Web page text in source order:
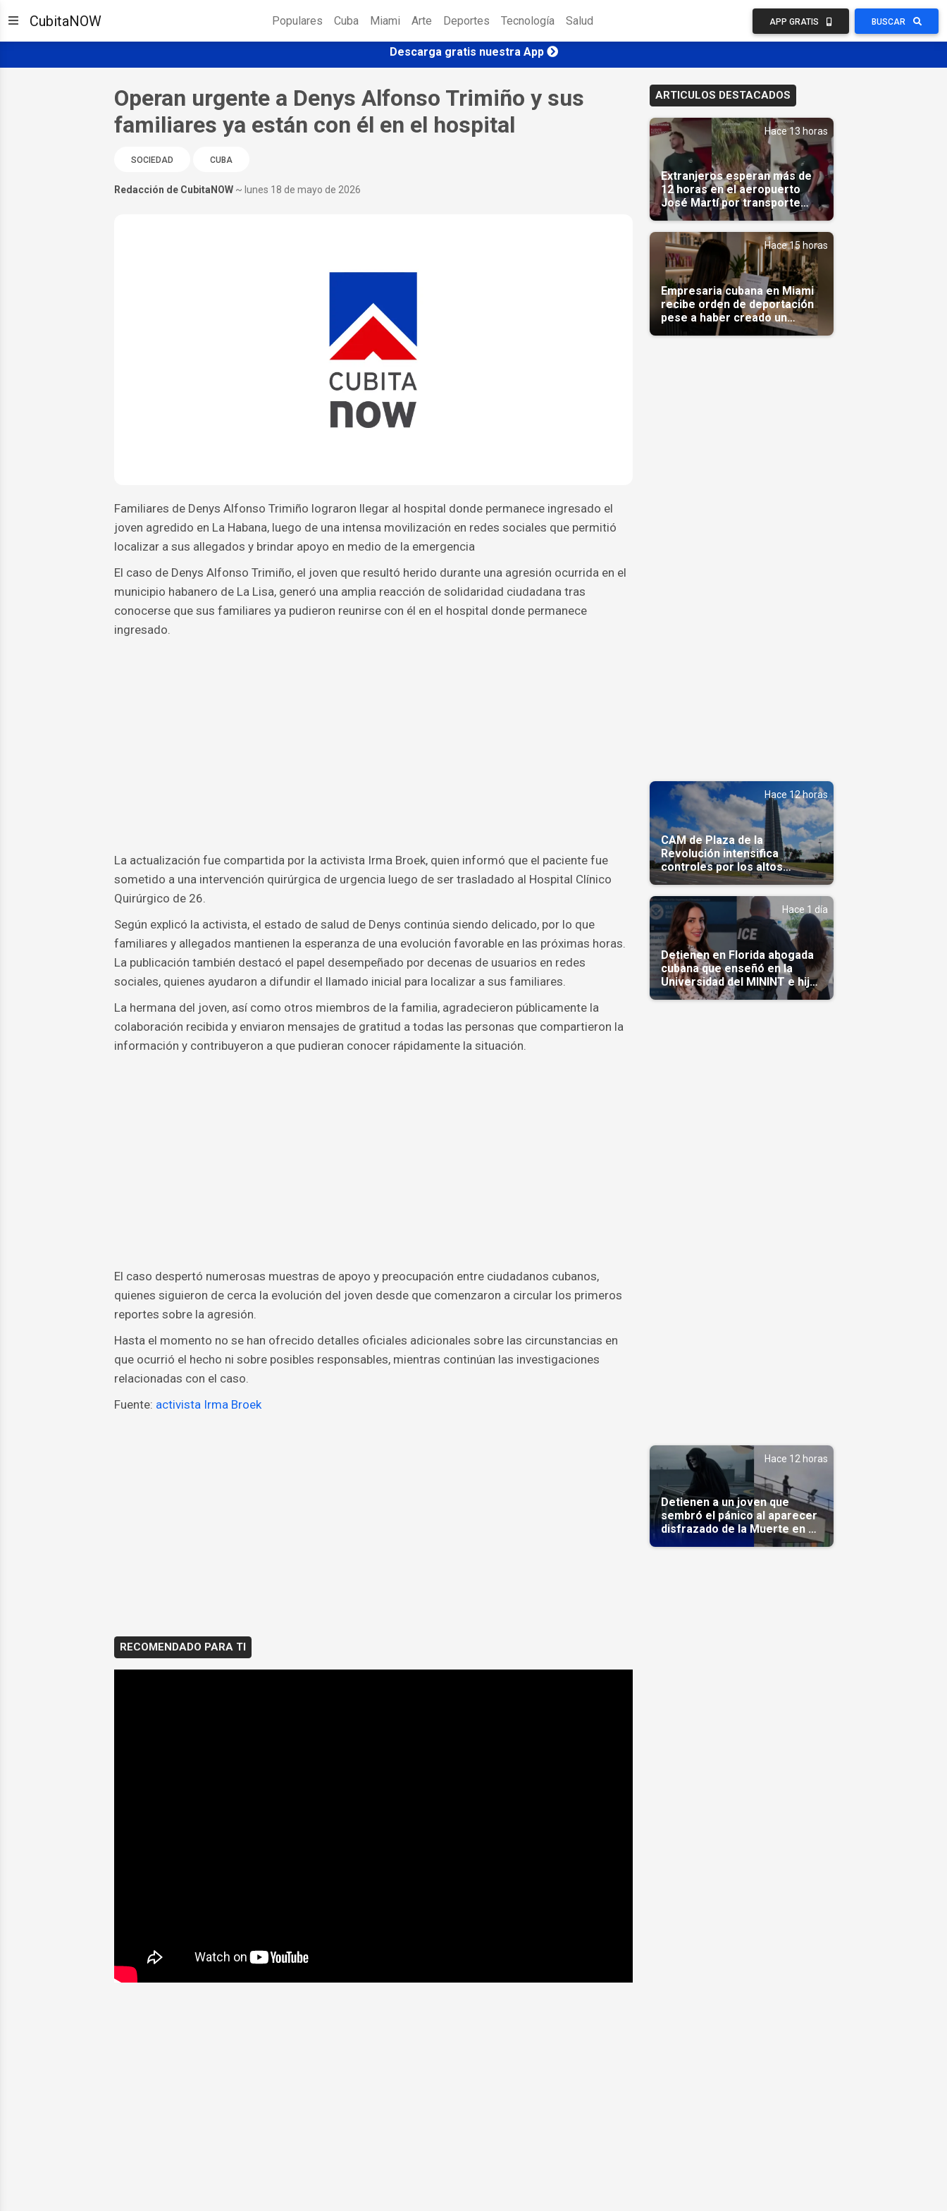
CubitaNOW Populares Cuba Miami Arte Deportes Tecnología Salud APP GRATIS BUSCAR
Descarga gratis nuestra App
Operan urgente a Denys Alfonso Trimiño y sus
familiares ya están con él en el hospital
SOCIEDAD CUBA
Redacción de CubitaNOW ~ lunes 18 de mayo de 2026
Familiares de Denys Alfonso Trimiño lograron llegar al hospital donde permanece ingresado el
joven agredido en La Habana, luego de una intensa movilización en redes sociales que permitió
localizar a sus allegados y brindar apoyo en medio de la emergencia
El caso de Denys Alfonso Trimiño, el joven que resultó herido durante una agresión ocurrida en el
municipio habanero de La Lisa, generó una amplia reacción de solidaridad ciudadana tras
conocerse que sus familiares ya pudieron reunirse con él en el hospital donde permanece
ingresado.
La actualización fue compartida por la activista Irma Broek, quien informó que el paciente fue
sometido a una intervención quirúrgica de urgencia luego de ser trasladado al Hospital Clínico
Quirúrgico de 26.
Según explicó la activista, el estado de salud de Denys continúa siendo delicado, por lo que
familiares y allegados mantienen la esperanza de una evolución favorable en las próximas horas.
La publicación también destacó el papel desempeñado por decenas de usuarios en redes
sociales, quienes ayudaron a difundir el llamado inicial para localizar a sus familiares.
La hermana del joven, así como otros miembros de la familia, agradecieron públicamente la
colaboración recibida y enviaron mensajes de gratitud a todas las personas que compartieron la
información y contribuyeron a que pudieran conocer rápidamente la situación.
El caso despertó numerosas muestras de apoyo y preocupación entre ciudadanos cubanos,
quienes siguieron de cerca la evolución del joven desde que comenzaron a circular los primeros
reportes sobre la agresión.
Hasta el momento no se han ofrecido detalles oficiales adicionales sobre las circunstancias en
que ocurrió el hecho ni sobre posibles responsables, mientras continúan las investigaciones
relacionadas con el caso.
Fuente: activista Irma Broek
RECOMENDADO PARA TI
ARTICULOS DESTACADOS
Hace 13 horas
Extranjeros esperan más de
12 horas en el aeropuerto
José Martí por transporte
reservado semanas
antes(Video)
Hace 15 horas
Empresaria cubana en Miami
recibe orden de deportación
pese a haber creado un
Hace 12 horas
CAM de Plaza de la
Revolución intensifica
controles por los altos
precios en las Mipymes
Hace 1 día
Detienen en Florida abogada
cubana que enseñó en la
Universidad del MININT e hija
de diplomático cubano
Hace 12 horas
Detienen a un joven que
sembró el pánico al aparecer
disfrazado de la Muerte en un